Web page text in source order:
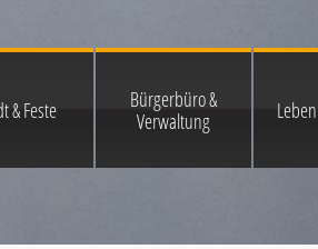
& Feste
Bürgerbüro &
Verwaltung